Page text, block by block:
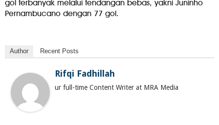
gol terbanyak melalui tendangan bebas, yakni Juninho
Pernambucano dengan 77 gol.
Author Recent Posts
Rifqi Fadhillah
ur full-time Content Writer at MRA Media